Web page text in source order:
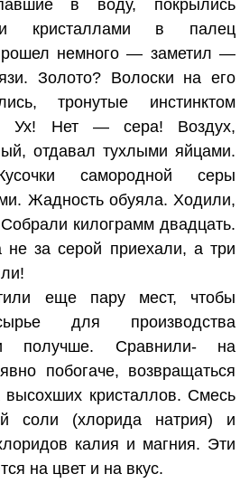
в воду, покрылись
кристаллами в палец
немного — заметил —
Золото? Волоски на его
тронутые инстинктом
Ух! Нет — сера! Воздух,
отдавал тухлыми яйцами.
самородной серы
Жадность обуяла. Ходили,
килограмм двадцать.
за серой приехали, а три
еще пару мест, чтобы
для производства
получше. Сравнили- на
побогаче, возвращаться
кристаллов. Смесь
соли (хлорида натрия) и
калия и магния. Эти
на цвет и на вкус.